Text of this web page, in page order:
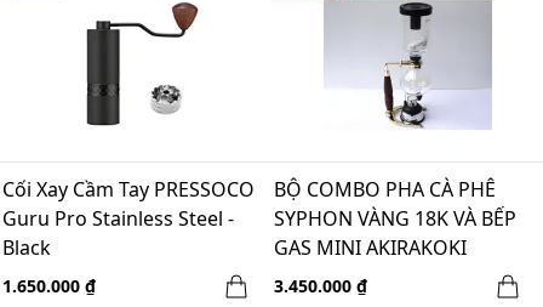
Cối Xay Cầm Tay PRESSOCO
Guru Pro Stainless Steel -
Black
1.650.000 ₫
BỘ COMBO PHA CÀ PHÊ
SYPHON VÀNG 18K VÀ BẾP
GAS MINI AKIRAKOKI
3.450.000 ₫